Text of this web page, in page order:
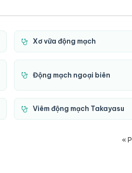
Xơ vữa động mạch
Động mạch ngoại biên
Viêm động mạch Takayasu
«